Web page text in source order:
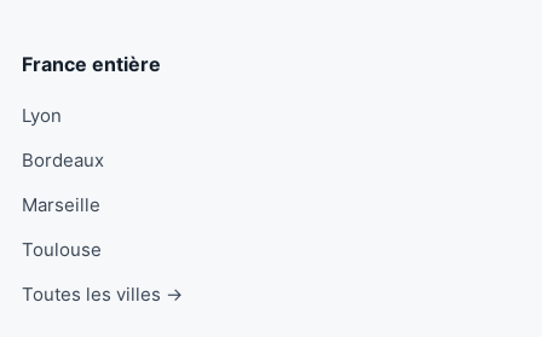
France entière
Lyon
Bordeaux
Marseille
Toulouse
Toutes les villes →